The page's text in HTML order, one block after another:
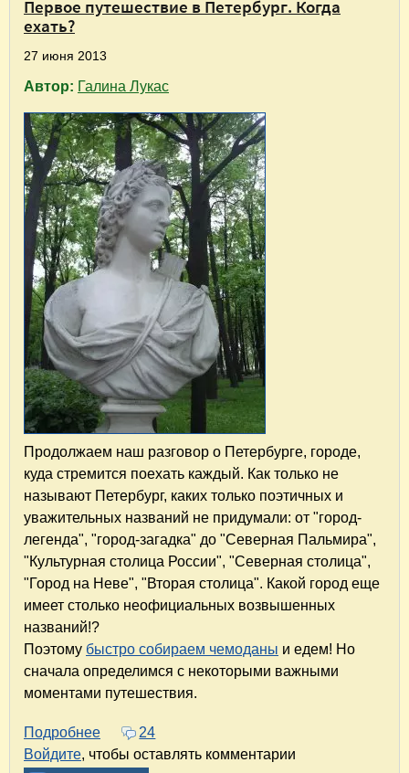
Первое путешествие в Петербург. Когда
ехать?
27 июня 2013
Автор: Галина Лукас
Продолжаем наш разговор о Петербурге, городе,
куда стремится поехать каждый. Как только не
называют Петербург, каких только поэтичных и
уважительных названий не придумали: от "город-
легенда", "город-загадка" до "Северная Пальмира",
"Культурная столица России", "Северная столица",
"Город на Неве", "Вторая столица". Какой город еще
имеет столько неофициальных возвышенных
названий!?
Поэтому быстро собираем чемоданы и едем! Но
сначала определимся с некоторыми важными
моментами путешествия.
Подробнее о Первое путешествие в Петербург. Когда
24
Войдите, чтобы оставлять комментарии